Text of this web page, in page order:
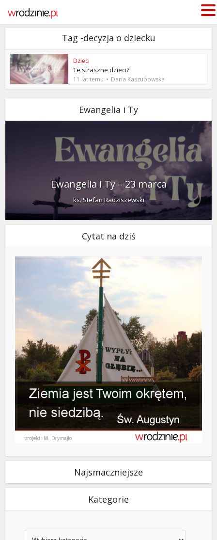
Tag -decyzja o dziecku
Dzieci
Te straszne dzieci?
11 lat temu Daria Kaszubowska
Ewangelia i Ty
Ewangelia i Ty – 23 marca
ks. Stefan Radziszewski
Cytat na dziś
Najsmaczniejsze
Kategorie